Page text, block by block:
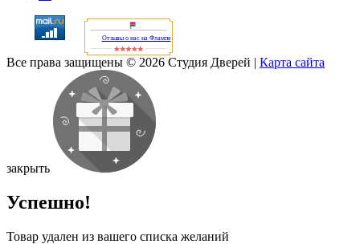
Отзывы о нас на Флампе
Все права защищены © 2026 Студия Дверей | Карта сайта
закрыть
Успешно!
Товар удален из вашего списка желаний